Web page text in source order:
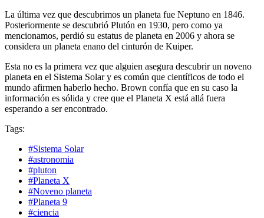
La última vez que descubrimos un planeta fue Neptuno en 1846.
Posteriormente se descubrió Plutón en 1930, pero como ya
mencionamos, perdió su estatus de planeta en 2006 y ahora se
considera un planeta enano del cinturón de Kuiper.
Esta no es la primera vez que alguien asegura descubrir un noveno
planeta en el Sistema Solar y es común que científicos de todo el
mundo afirmen haberlo hecho. Brown confía que en su caso la
información es sólida y cree que el Planeta X está allá fuera
esperando a ser encontrado.
Tags:
#Sistema Solar
#astronomia
#pluton
#Planeta X
#Noveno planeta
#Planeta 9
#ciencia